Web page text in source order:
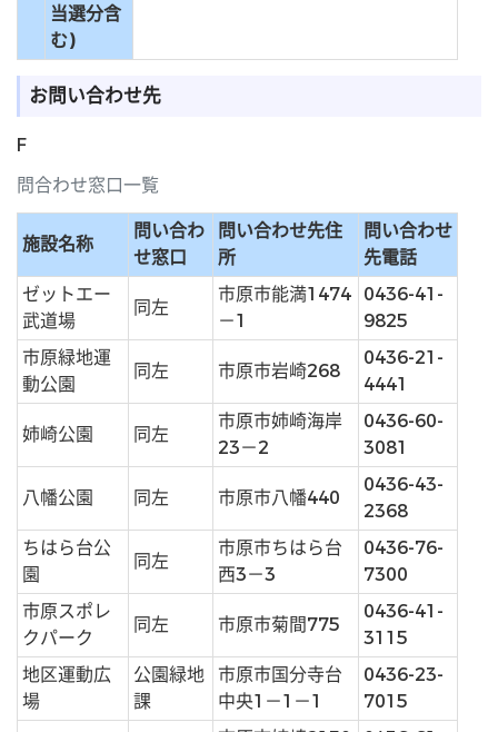
当選分含
む)
お問い合わせ先
F
問合わせ窓口一覧
施設名称
問い合わ
せ窓口
問い合わせ先住
所
問い合わせ
先電話
ゼットエー
武道場
同左
市原市能満1474
－1
0436-41-
9825
市原緑地運
動公園
同左 市原市岩崎268
0436-21-
4441
姉崎公園 同左
市原市姉崎海岸
23－2
0436-60-
3081
八幡公園 同左 市原市八幡440
0436-43-
2368
ちはら台公
園
同左
市原市ちはら台
西3－3
0436-76-
7300
市原スポレ
クパーク
同左 市原市菊間775
0436-41-
3115
地区運動広
場
公園緑地
課
市原市国分寺台
中央1－1－1
0436-23-
7015